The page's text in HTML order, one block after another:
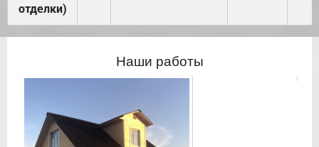
отделки)
Наши работы